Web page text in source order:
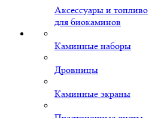
Аксессуары и топливо
для биокаминов
Каминные наборы
Дровницы
Каминные экраны